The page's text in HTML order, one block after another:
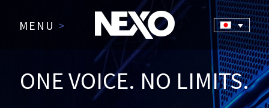
MENU >
ONE VOICE. NO LIMITS.